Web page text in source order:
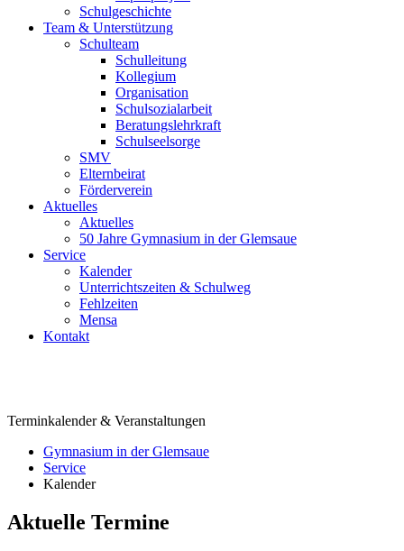
Schulgeschichte
Team & Unterstützung
Schulteam
Schulleitung
Kollegium
Organisation
Schulsozialarbeit
Beratungslehrkraft
Schulseelsorge
SMV
Elternbeirat
Förderverein
Aktuelles
Aktuelles
50 Jahre Gymnasium in der Glemsaue
Service
Kalender
Unterrichtszeiten & Schulweg
Fehlzeiten
Mensa
Kontakt
Terminkalender & Veranstaltungen
Gymnasium in der Glemsaue
Service
Kalender
Aktuelle Termine